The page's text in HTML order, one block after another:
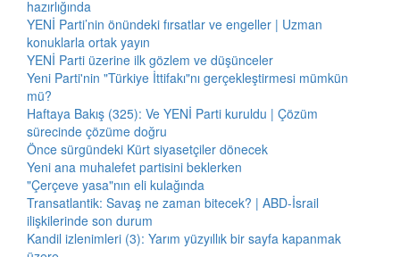
hazırlığında
YENİ Parti’nin önündeki fırsatlar ve engeller | Uzman
konuklarla ortak yayın
YENİ Parti üzerine ilk gözlem ve düşünceler
Yeni Parti'nin "Türkiye İttifakı"nı gerçekleştirmesi mümkün
mü?
Haftaya Bakış (325): Ve YENİ Parti kuruldu | Çözüm
sürecinde çözüme doğru
Önce sürgündeki Kürt siyasetçiler dönecek
Yeni ana muhalefet partisini beklerken
"Çerçeve yasa"nın eli kulağında
Transatlantik: Savaş ne zaman bitecek? | ABD-İsrail
ilişkilerinde son durum
Kandil izlenimleri (3): Yarım yüzyıllık bir sayfa kapanmak